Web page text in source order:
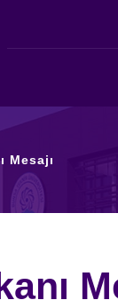
Mesajı